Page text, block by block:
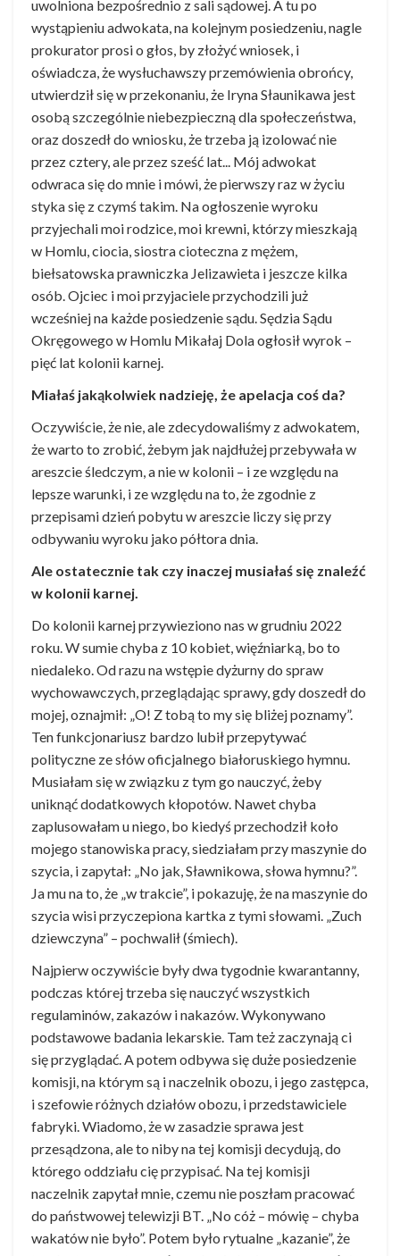
uwolniona bezpośrednio z sali sądowej. A tu po
wystąpieniu adwokata, na kolejnym posiedzeniu, nagle
prokurator prosi o głos, by złożyć wniosek, i
oświadcza, że wysłuchawszy przemówienia obrońcy,
utwierdził się w przekonaniu, że Iryna Słaunikawa jest
osobą szczególnie niebezpieczną dla społeczeństwa,
oraz doszedł do wniosku, że trzeba ją izolować nie
przez cztery, ale przez sześć lat... Mój adwokat
odwraca się do mnie i mówi, że pierwszy raz w życiu
styka się z czymś takim. Na ogłoszenie wyroku
przyjechali moi rodzice, moi krewni, którzy mieszkają
w Homlu, ciocia, siostra cioteczna z mężem,
biełsatowska prawniczka Jelizawieta i jeszcze kilka
osób. Ojciec i moi przyjaciele przychodzili już
wcześniej na każde posiedzenie sądu. Sędzia Sądu
Okręgowego w Homlu Mikałaj Dola ogłosił wyrok –
pięć lat kolonii karnej.
Miałaś jakąkolwiek nadzieję, że apelacja coś da?
Oczywiście, że nie, ale zdecydowaliśmy z adwokatem,
że warto to zrobić, żebym jak najdłużej przebywała w
areszcie śledczym, a nie w kolonii – i ze względu na
lepsze warunki, i ze względu na to, że zgodnie z
przepisami dzień pobytu w areszcie liczy się przy
odbywaniu wyroku jako półtora dnia.
Ale ostatecznie tak czy inaczej musiałaś się znaleźć
w kolonii karnej.
Do kolonii karnej przywieziono nas w grudniu 2022
roku. W sumie chyba z 10 kobiet, więźniarką, bo to
niedaleko. Od razu na wstępie dyżurny do spraw
wychowawczych, przeglądając sprawy, gdy doszedł do
mojej, oznajmił: „O! Z tobą to my się bliżej poznamy”.
Ten funkcjonariusz bardzo lubił przepytywać
polityczne ze słów oficjalnego białoruskiego hymnu.
Musiałam się w związku z tym go nauczyć, żeby
uniknąć dodatkowych kłopotów. Nawet chyba
zaplusowałam u niego, bo kiedyś przechodził koło
mojego stanowiska pracy, siedziałam przy maszynie do
szycia, i zapytał: „No jak, Sławnikowa, słowa hymnu?”.
Ja mu na to, że „w trakcie”, i pokazuję, że na maszynie do
szycia wisi przyczepiona kartka z tymi słowami. „Zuch
dziewczyna” – pochwalił (śmiech).
Najpierw oczywiście były dwa tygodnie kwarantanny,
podczas której trzeba się nauczyć wszystkich
regulaminów, zakazów i nakazów. Wykonywano
podstawowe badania lekarskie. Tam też zaczynają ci
się przyglądać. A potem odbywa się duże posiedzenie
komisji, na którym są i naczelnik obozu, i jego zastępca,
i szefowie różnych działów obozu, i przedstawiciele
fabryki. Wiadomo, że w zasadzie sprawa jest
przesądzona, ale to niby na tej komisji decydują, do
którego oddziału cię przypisać. Na tej komisji
naczelnik zapytał mnie, czemu nie poszłam pracować
do państwowej telewizji BT. „No cóż – mówię – chyba
wakatów nie było”. Potem było rytualne „kazanie”, że